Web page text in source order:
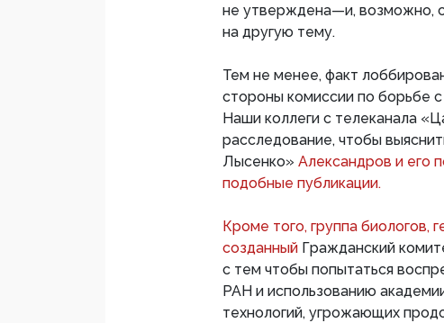
не утверждена—и, возможно,
на другую тему.
Тем не менее, факт
стороны комиссии по борьбе
Наши коллеги с телеканала
расследование, чтобы
Лысенко» Александров и его
подобные публикации.
Кроме того, группа биологов,
созданный Гражданский
с тем чтобы попытаться
РАН и использованию
технологий, угрожающих